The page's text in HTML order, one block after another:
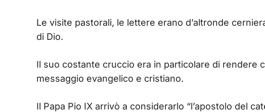
Le visite pastorali, le lettere erano d’altronde
di Dio.
Il suo costante cruccio era in particolare di rendere
messaggio evangelico e cristiano.
Il Papa Pio IX arrivò a considerarlo “l’apostolo del